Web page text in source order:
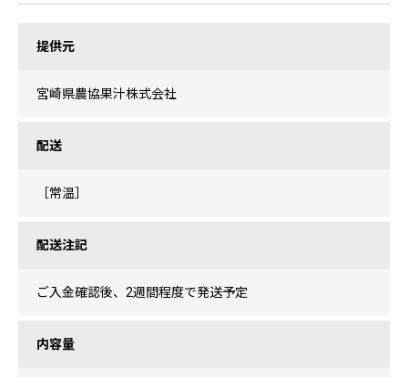
提供元
宮崎県農協果汁株式会社
配送
［常温］
配送注記
ご入金確認後、2週間程度で発送予定
内容量